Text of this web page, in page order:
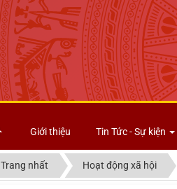
Giới thiệu
Tin Tức - Sự kiện
Trang nhất Hoạt động xã hội